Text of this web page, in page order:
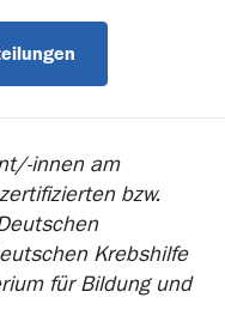
innen am
bzw.
Krebshilfe
für Bildung und